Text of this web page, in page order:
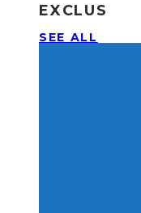
EXCLUS
SEE ALL